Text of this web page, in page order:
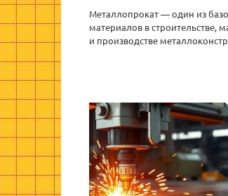
Металлопрокат — один из
материалов в строительстве,
и производстве